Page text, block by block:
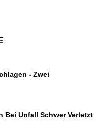
- Zwei
Bei Unfall Schwer Verletzt